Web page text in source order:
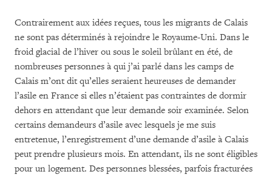
Contrairement aux idées reçues, tous les migrants de Calais
ne sont pas déterminés à rejoindre le Royaume-Uni. Dans le
froid glacial de l’hiver ou sous le soleil brûlant en été, de
nombreuses personnes à qui j’ai parlé dans les camps de
Calais m’ont dit qu’elles seraient heureuses de demander
l’asile en France si elles n’étaient pas contraintes de dormir
dehors en attendant que leur demande soir examinée. Selon
certains demandeurs d’asile avec lesquels je me suis
entretenue, l’enregistrement d’une demande d’asile à Calais
peut prendre plusieurs mois. En attendant, ils ne sont éligibles
pour un logement. Des personnes blessées, parfois fracturées